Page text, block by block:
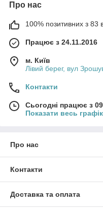
Про нас
100% позитивних з 83
Працює з 24.11.2016
м. Київ
Лівий берег, вул
Контакти
Сьогодні працює з
Показати весь
Про нас
Контакти
Доставка та оплата